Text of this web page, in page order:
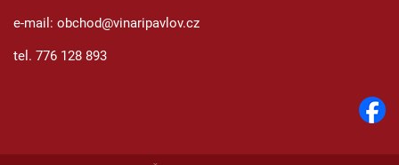
e-mail: obchod@vinaripavlov.cz
tel. 776 128 893